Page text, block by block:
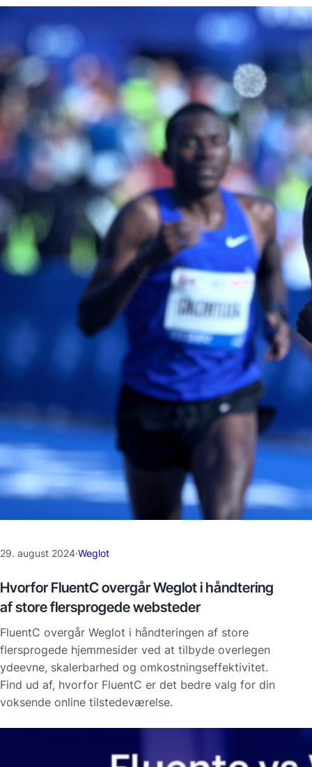
29. august 2024·Weglot
Hvorfor FluentC overgår Weglot i håndtering
af store flersprogede websteder
FluentC overgår Weglot i håndteringen af store
flersprogede hjemmesider ved at tilbyde overlegen
ydeevne, skalerbarhed og omkostningseffektivitet.
Find ud af, hvorfor FluentC er det bedre valg for din
voksende online tilstedeværelse.